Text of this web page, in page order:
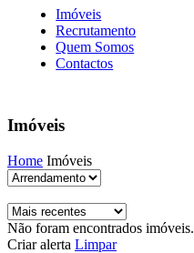
Imóveis
Recrutamento
Quem Somos
Contactos
Imóveis
Home Imóveis
Não foram encontrados imóveis.
Criar alerta Limpar